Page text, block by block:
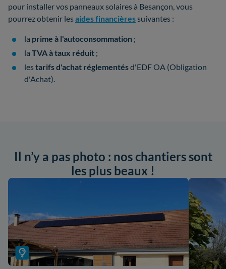
pour installer vos panneaux solaires à Besançon, vous
pourrez obtenir lesaides financièressuivantes :
la prime à l'autoconsommation ;
la TVA à taux réduit ;
lestarifs d'achat réglementésd'EDF OA (Obligation
d'Achat).
Il n’y a pas photo : nos chantiers sont
les plus beaux !